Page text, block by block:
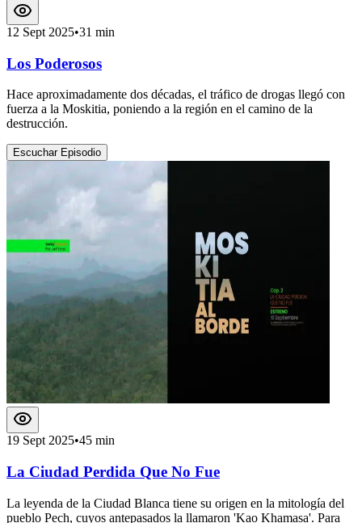
12 Sept 2025•31 min
Los Poderosos
Hace aproximadamente dos décadas, el tráfico de drogas llegó con
fuerza a la Moskitia, poniendo a la región en el camino de la
destrucción.
Escuchar Episodio
19 Sept 2025•45 min
La Ciudad Perdida Que No Fue
La leyenda de la Ciudad Blanca tiene su origen en la mitología del
pueblo Pech, cuyos antepasados la llamaron 'Kao Khamasa'. Para